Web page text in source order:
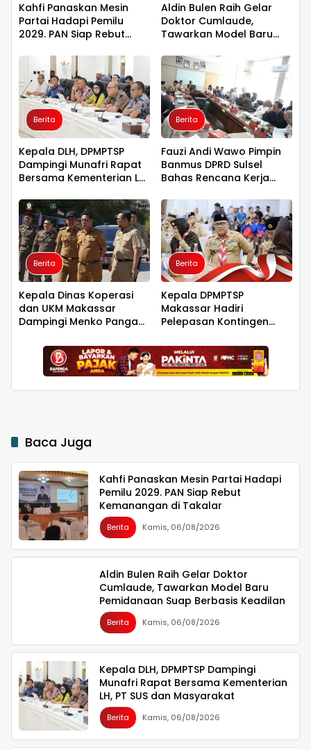
Kahfi Panaskan Mesin
Partai Hadapi Pemilu
2029. PAN Siap Rebut
Aldin Bulen Raih Gelar
Doktor Cumlaude,
Tawarkan Model Baru
Berbasis Keadilan
Berita
Kepala DLH, DPMPTSP
Dampingi Munafri Rapat
Bersama Kementerian LH,
Berita
Fauzi Andi Wawo Pimpin
Banmus DPRD Sulsel
Bahas Rencana Kerja
Berita
Kepala Dinas Koperasi
dan UKM Makassar
Dampingi Menko Pangan
Merah Putih Untia
Berita
Kepala DPMPTSP
Makassar Hadiri
Pelepasan Kontingen
Tegaskan Dukungan bagi
Pembinaan Generasi
Muda
Baca Juga
Kahfi Panaskan Mesin Partai Hadapi
Pemilu 2029. PAN Siap Rebut
Kemanangan di Takalar
Berita Kamis, 06/08/2026
Aldin Bulen Raih Gelar Doktor
Cumlaude, Tawarkan Model Baru
Pemidanaan Suap Berbasis Keadilan
Berita Kamis, 06/08/2026
Kepala DLH, DPMPTSP Dampingi
Munafri Rapat Bersama Kementerian
LH, PT SUS dan Masyarakat
Berita Kamis, 06/08/2026